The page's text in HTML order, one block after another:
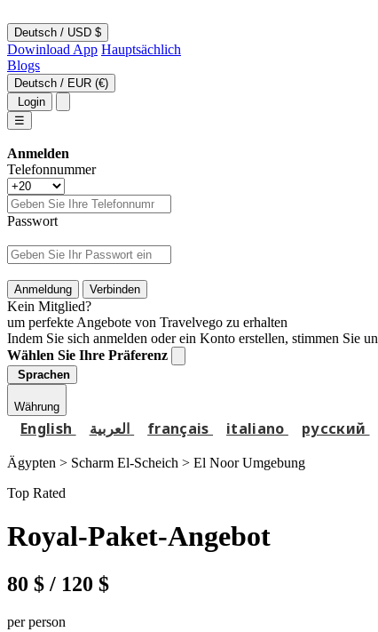
Deutsch / USD $
Dowinload App Hauptsächlich
Blogs
Deutsch / EUR (€)
Login
☰
Anmelden
Telefonnummer
Passwort
Anmeldung Verbinden
Kein Mitglied?
um perfekte Angebote von Travelvego zu erhalten
Indem Sie sich anmelden oder ein Konto erstellen, stimmen Sie
Wählen Sie Ihre Präferenz
Sprachen
Währung
English français italiano русский
Ägypten > Scharm El-Scheich > El Noor Umgebung
Top Rated
Royal-Paket-Angebot
80 $ / 120 $
per person